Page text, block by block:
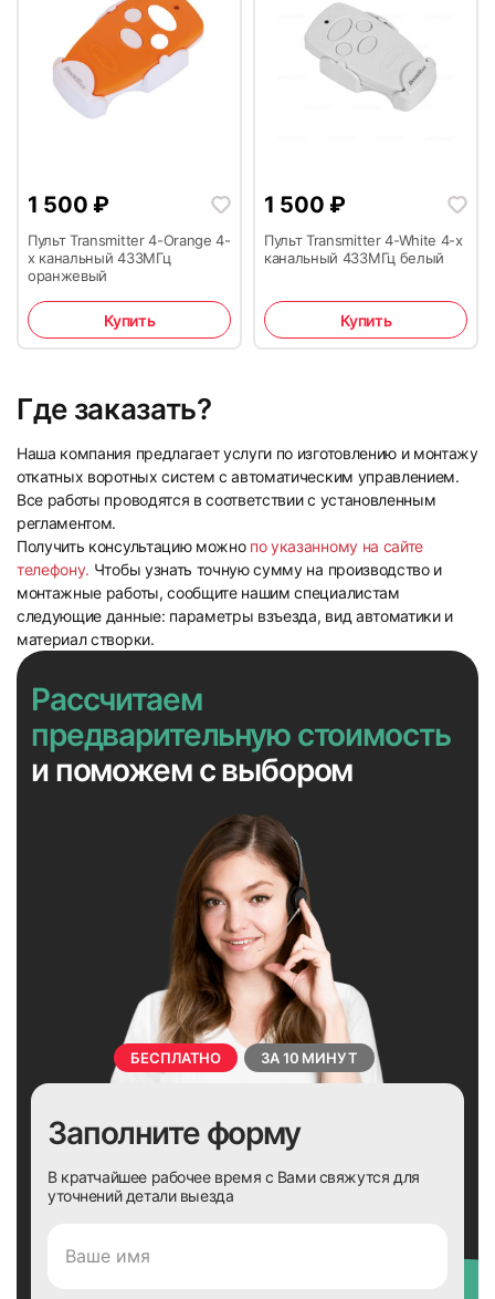
1 500 ₽
Пульт Transmitter 4-Orange 4-
х канальный 433МГц
оранжевый
Купить
1 500 ₽
Пульт Transmitter 4-White 4-х
канальный 433МГц белый
Купить
Где заказать?
Наша компания предлагает услуги по изготовлению и монтажу
откатных воротных систем с автоматическим управлением.
Все работы проводятся в соответствии с установленным
регламентом.
Получить консультацию можно по указанному на сайте
телефону. Чтобы узнать точную сумму на производство и
монтажные работы, сообщите нашим специалистам
следующие данные: параметры взъезда, вид автоматики и
материал створки.
БЕСПЛАТНО ЗА 10 МИНУТ
Рассчитаем
предварительную стоимость
и поможем с выбором
Заполните форму
В кратчайшее рабочее время с Вами свяжутся для
уточнений детали выезда